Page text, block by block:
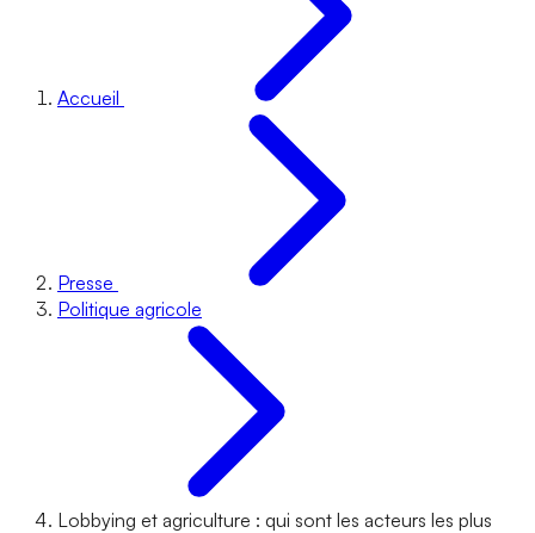
Accueil
Presse
Politique agricole
Lobbying et agriculture : qui sont les acteurs les plus